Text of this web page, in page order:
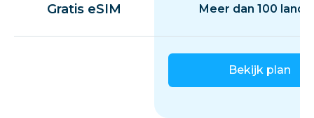
Gratis eSIM Meer dan 100
Bekijk plan